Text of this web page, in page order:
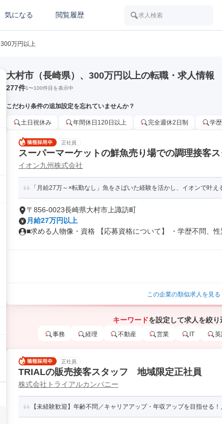
気になる 閲覧履歴 求人検索
300万円以上
大村市（長崎県）、300万円以上の転職・求人情報
277件1〜100件目を表示中
こだわり条件の追加設定を忘れていませんか？
土日祝休み 年間休日120日以上 完全週休2日制 学
正社員
スーパーマーケットの鮮魚売り場での調理接客
イオン九州株式会社
「月給27万～×転勤なし」魚をさばいた経験を活かし、イオンで叶え
〒856-0023長崎県大村市上諏訪町
月給27万円以上
■求める人物像・資格 【応募資格について】 ・学歴不問、性
この企業の類似求人を見る
キーワードを設定して求人を絞り
事務 経理 不動産 営業 IT
正社員
TRIALの販売接客スタッフ 地域限定正社員
株式会社トライアルカンパニー
【未経験歓迎】年齢不問／キャリアアップ・年収アップを目指せる